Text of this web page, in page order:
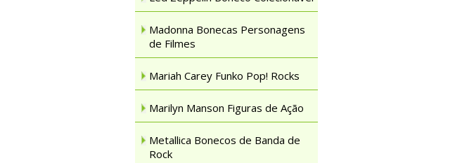
Madonna Bonecas Personagens
de Filmes
Mariah Carey Funko Pop! Rocks
Marilyn Manson Figuras de Ação
Metallica Bonecos de Banda de
Rock